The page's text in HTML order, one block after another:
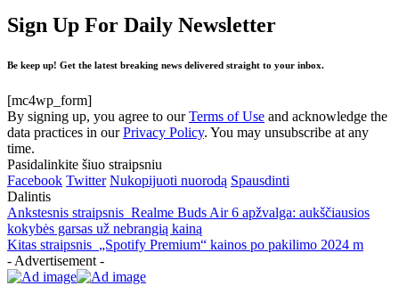
Sign Up For Daily Newsletter
Be keep up! Get the latest breaking news delivered straight to your inbox.
[mc4wp_form]
By signing up, you agree to ourTerms of Use and acknowledge the
data practices in ourPrivacy Policy. You may unsubscribe at any
time.
Pasidalinkite šiuo straipsniu
Facebook Twitter Nukopijuoti nuorodą Spausdinti
Dalintis
Ankstesnis straipsnis Realme Buds Air 6 apžvalga: aukščiausios
kokybės garsas už nebrangią kainą
Kitas straipsnis „Spotify Premium“ kainos po pakilimo 2024 m
- Advertisement -